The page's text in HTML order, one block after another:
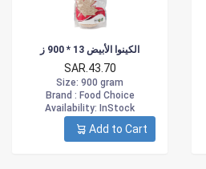
الكينوا الأبيض 13 * 900 ز
SAR.43.70
Size: 900 gram
Brand : Food Choice
Availability: InStock
Add to Cart